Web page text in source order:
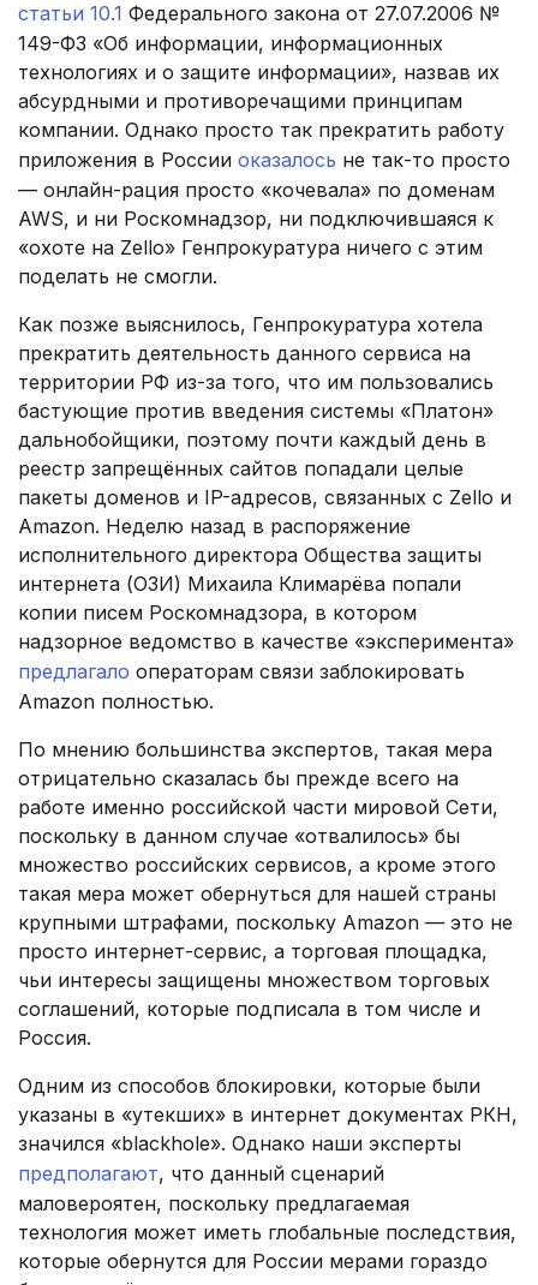
статьи 10.1 Федерального закона от 27.07.2006 №
149-ФЗ «Об информации, информационных
технологиях и о защите информации», назвав их
абсурдными и противоречащими принципам
компании. Однако просто так прекратить работу
приложения в России оказалось не так-то просто
— онлайн-рация просто «кочевала» по доменам
AWS, и ни Роскомнадзор, ни подключившаяся к
«охоте на Zello» Генпрокуратура ничего с этим
поделать не смогли.
Как позже выяснилось, Генпрокуратура хотела
прекратить деятельность данного сервиса на
территории РФ из-за того, что им пользовались
бастующие против введения системы «Платон»
дальнобойщики, поэтому почти каждый день в
реестр запрещённых сайтов попадали целые
пакеты доменов и IP-адресов, связанных с Zello и
Amazon. Неделю назад в распоряжение
исполнительного директора Общества защиты
интернета (ОЗИ) Михаила Климарёва попали
копии писем Роскомнадзора, в котором
надзорное ведомство в качестве «эксперимента»
предлагало операторам связи заблокировать
Amazon полностью.
По мнению большинства экспертов, такая мера
отрицательно сказалась бы прежде всего на
работе именно российской части мировой Сети,
поскольку в данном случае «отвалилось» бы
множество российских сервисов, а кроме этого
такая мера может обернуться для нашей страны
крупными штрафами, поскольку Amazon — это не
просто интернет-сервис, а торговая площадка,
чьи интересы защищены множеством торговых
соглашений, которые подписала в том числе и
Россия.
Одним из способов блокировки, которые были
указаны в «утекших» в интернет документах РКН,
значился «blackhole». Однако наши эксперты
предполагают, что данный сценарий
маловероятен, поскольку предлагаемая
технология может иметь глобальные последствия,
которые обернутся для России мерами гораздо